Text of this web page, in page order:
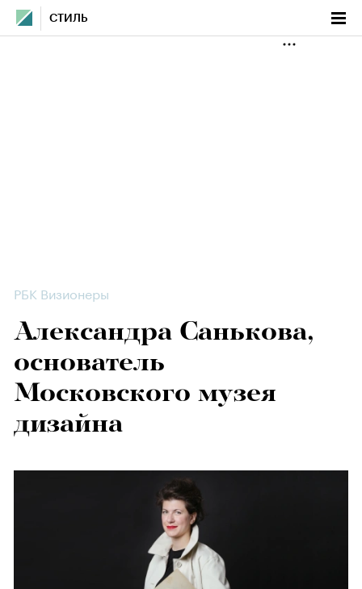
СТИЛЬ
РБК Визионеры
Александра Санькова,
основатель
Московского музея
дизайна